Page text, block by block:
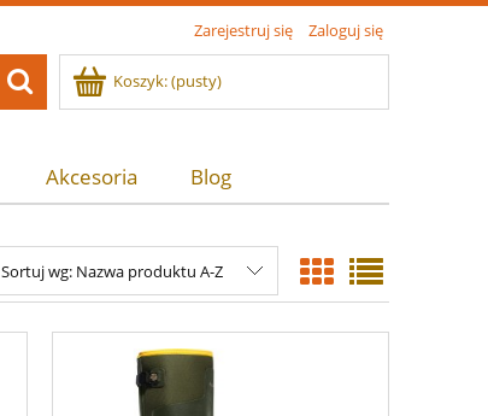
Zarejestruj się Zaloguj się
Koszyk:(pusty)
Akcesoria Blog
Sortuj wg: Nazwa produktu A-Z